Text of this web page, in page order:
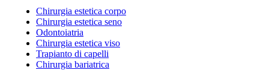
Chirurgia estetica corpo
Chirurgia estetica seno
Odontoiatria
Chirurgia estetica viso
Trapianto di capelli
Chirurgia bariatrica